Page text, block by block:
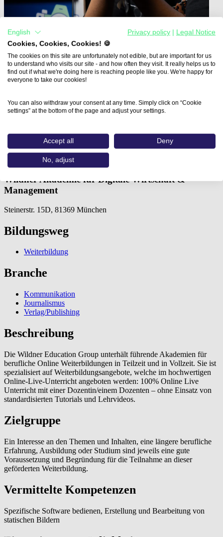
Home
Adobe Photoshop
Wildner Akademie für Digitale Wirtschaft &
Management
Steinerstr. 15D, 81369 München
Bildungsweg
Weiterbildung
Branche
Kommunikation
Journalismus
Verlag/Publishing
Beschreibung
Die Wildner Education Group unterhält führende Akademien für
berufliche Online Weiterbildungen in Teilzeit und in Vollzeit. Sie ist
spezialisiert auf Weiterbildungsangebote, welche im hochwertigen
Online-Live-Unterricht angeboten werden: 100% Online Live
Unterricht mit einer Dozentin/einem Dozenten – ohne Einsatz von
standardisierten Tutorials und Lehrvideos.
Zielgruppe
Ein Interesse an den Themen und Inhalten, eine längere berufliche
Erfahrung, Ausbildung oder Studium sind jeweils eine gute
Voraussetzung und Begründung für die Teilnahme an dieser
geförderten Weiterbildung.
Vermittelte Kompetenzen
Spezifische Software bedienen, Erstellung und Bearbeitung von
statischen Bildern
English Privacy policy
Legal Notice
Cookies, Cookies, Cookies! 🍪
The cookies on this site are unfortunately not edible, but are important for us
to understand who visits our site - and how often they visit. It really helps us to
find out if what we're doing here is reaching people like you. We're happy for
everyone to take our cookies!
You can also withdraw your consent at any time. Simply click on “Cookie
settings” at the bottom of the page and adjust your settings.
Accept all Deny
No, adjust